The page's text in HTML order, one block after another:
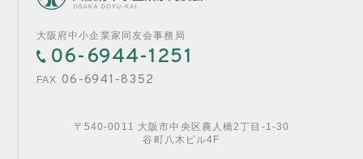
お問合せ 資料請求
大阪府中小企業家同友会事務局
06-6944-1251
FAX 06-6941-8352
〒540-0011 大阪市中央区農人橋2丁目-1-30
谷町八木ビル4F